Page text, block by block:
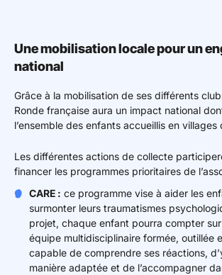
Une mobilisation locale pour un
national
Grâce à la mobilisation de ses différents
Ronde française aura un impact national
l’ensemble des enfants accueillis en villages
Les différentes actions de collecte
financer les programmes prioritaires de
CARE : ce programme vise à aider les
surmonter leurs traumatismes
projet, chaque enfant pourra compter sur
équipe multidisciplinaire formée, outillée
capable de comprendre ses réactions,
manière adaptée et de l’accompagner